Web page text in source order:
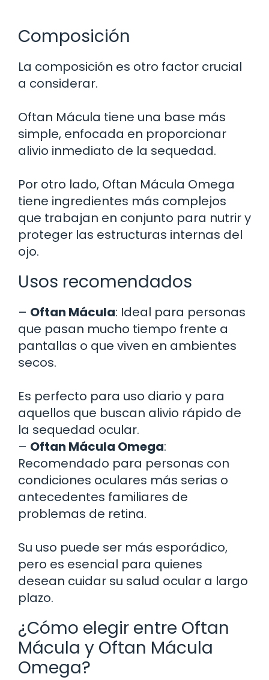
Composición
La composición es otro factor crucial
a considerar.
Oftan Mácula tiene una base más
simple, enfocada en proporcionar
alivio inmediato de la sequedad.
Por otro lado, Oftan Mácula Omega
tiene ingredientes más complejos
que trabajan en conjunto para nutrir y
proteger las estructuras internas del
ojo.
Usos recomendados
– Oftan Mácula: Ideal para personas
que pasan mucho tiempo frente a
pantallas o que viven en ambientes
secos.
Es perfecto para uso diario y para
aquellos que buscan alivio rápido de
la sequedad ocular.
– Oftan Mácula Omega:
Recomendado para personas con
condiciones oculares más serias o
antecedentes familiares de
problemas de retina.
Su uso puede ser más esporádico,
pero es esencial para quienes
desean cuidar su salud ocular a largo
plazo.
¿Cómo elegir entre Oftan
Mácula y Oftan Mácula
Omega?